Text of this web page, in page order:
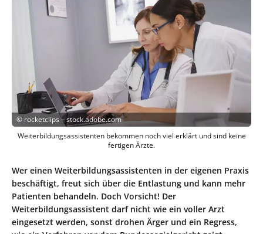
© rocketclips – stock.adobe.com
Weiterbildungsassistenten bekommen noch viel erklärt und sind keine
fertigen Ärzte.
Wer einen Weiterbildungsassistenten in der eigenen Praxis
beschäftigt, freut sich über die Entlastung und kann mehr
Patienten behandeln. Doch Vorsicht! Der
Weiterbildungsassistent darf nicht wie ein voller Arzt
eingesetzt werden, sonst drohen Ärger und ein Regress,